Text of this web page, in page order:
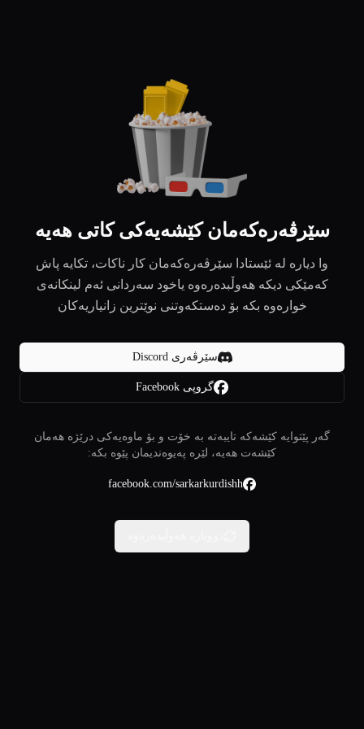
سێرڤەرەکەمان کێشەیەکی کاتی هەیە
وا دیارە لە ئێستادا سێرڤەرەکەمان کار ناکات، تکایە پاش
کەمێکی دیکە هەوڵبدەرەوە یاخود سەردانی ئەم لینکانەی
خوارەوە بکە بۆ دەستکەوتنی نوێترین زانیاریەکان
سێرڤەری Discord
گروپی Facebook
گەر پێتوایە کێشەکە تایبەتە بە خۆت و بۆ ماوەیەکی درێژە هەمان
کێشەت هەیە، لێرە پەیوەندیمان پێوە بکە:
facebook.com/sarkarkurdishh